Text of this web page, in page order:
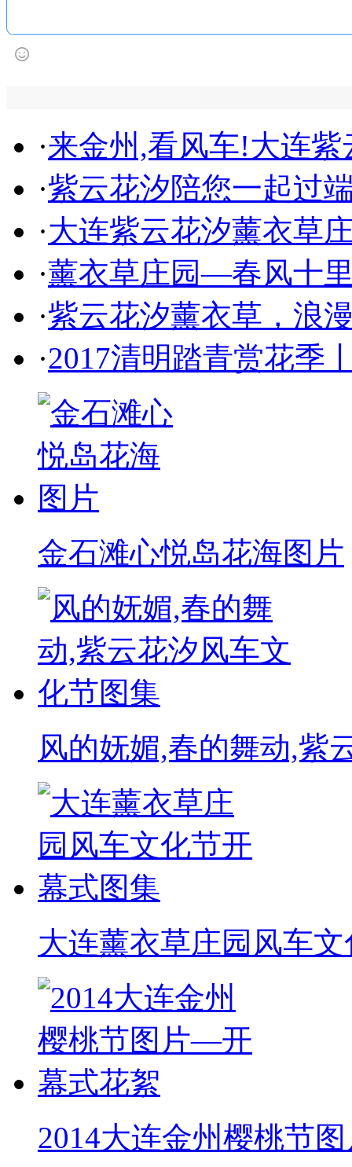
·来金州,看风车!大连
·紫云花汐陪您一起过
·大连紫云花汐薰衣草
·薰衣草庄园—春风十
·紫云花汐薰衣草，浪
·2017清明踏青赏花季
金石滩心悦岛花海图片
风的妩媚,春的舞动,紫
大连薰衣草庄园风车文
2014大连金州樱桃节